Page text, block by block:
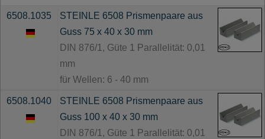
6508.1035
STEINLE 6508 Prismenpaare aus
Guss 75 x 40 x 30 mm
DIN 876/1, Güte 1 Parallelität: 0,01
mm
für Wellen: 6 - 40 mm
6508.1040
STEINLE 6508 Prismenpaare aus
Guss 100 x 40 x 30 mm
DIN 876/1, Güte 1 Parallelität: 0,01